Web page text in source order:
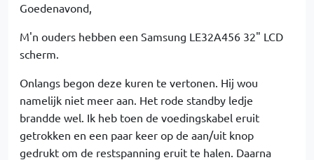
Goedenavond,
M'n ouders hebben een Samsung LE32A456 32" LCD
scherm.
Onlangs begon deze kuren te vertonen. Hij wou
namelijk niet meer aan. Het rode standby ledje
brandde wel. Ik heb toen de voedingskabel eruit
getrokken en een paar keer op de aan/uit knop
gedrukt om de restspanning eruit te halen. Daarna